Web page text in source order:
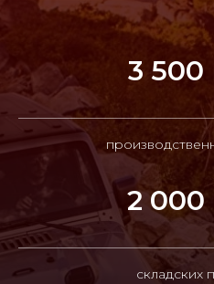
3 500
2 000
складских